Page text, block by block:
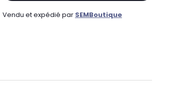
Vendu et expédié par SEMBoutique